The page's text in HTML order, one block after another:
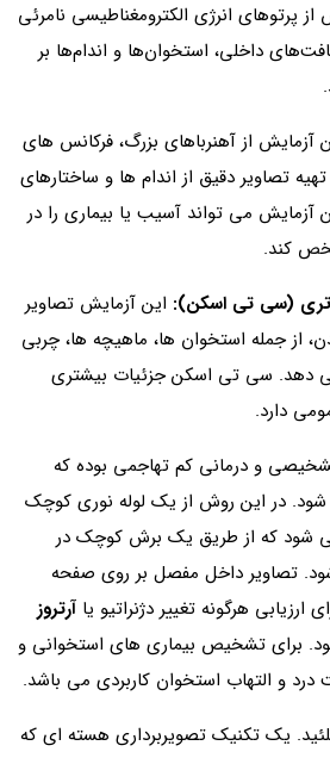
از پرتوهای انرژی الکترومغناطیسی نامرئی
داخلی، استخوان‌ها و اندام‌ها بر
آزمایش از آهنرباهای بزرگ، فرکانس های
تصاویر دقیق از اندام ها و ساختارهای
آزمایش می تواند آسیب یا بیماری را در
کند.
(سی تی اسکن): این آزمایش تصاویر
از جمله استخوان ها، ماهیچه ها، چربی
دهد. سی تی اسکن جزئیات بیشتری
دارد.
و درمانی کم تهاجمی بوده که
در این روش از یک لوله نوری کوچک
شود که از طریق یک برش کوچک در
تصاویر داخل مفصل بر روی صفحه
هرگونه تغییر دژنراتیو یا آرتروز
برای تشخیص بیماری های استخوانی و
درد و التهاب استخوان کاربردی می باشد.
یک تکنیک تصویربرداری هسته ای که